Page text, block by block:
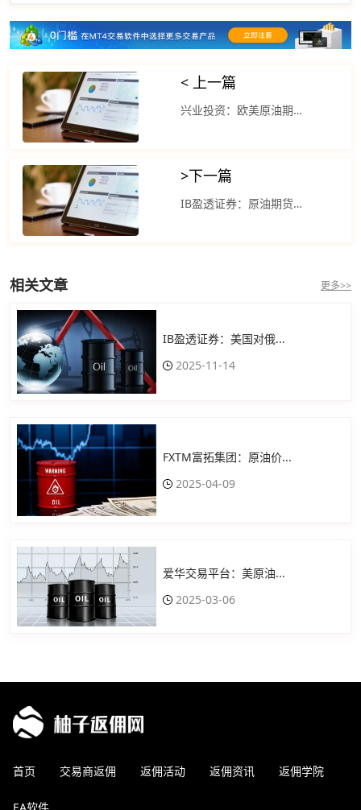
< 上一篇
兴业投资：欧美原油期货在横盘整理后小幅下跌
>下一篇
IB盈透证券：原油期货价格在隔夜市场走高
相关文章 更多>>
IB盈透证券：美国对俄...
2025-11-14
FXTM富拓集团：原油价...
2025-04-09
爱华交易平台：美原油...
2025-03-06
首页 交易商返佣 返佣活动 返佣资讯 返佣学院
EA软件